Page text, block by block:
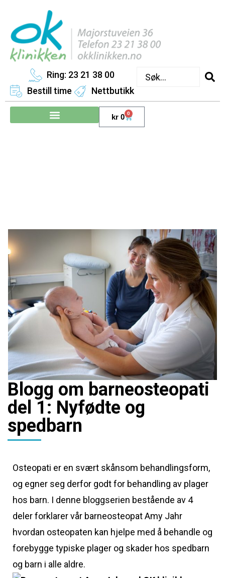
Ring: 23 21 38 00
Bestill time
Nettbutikk
kr 0 0
Blogg om barneosteopati
del 1: Nyfødte og
spedbarn
Osteopati er en svært skånsom behandlingsform,
og egner seg derfor godt for behandling av plager
hos barn. I denne bloggserien bestående av 4
deler forklarer vår barneosteopat Amy Jahr
hvordan osteopaten kan hjelpe med å behandle og
forebygge typiske plager og skader hos spedbarn
og barn i alle aldre.